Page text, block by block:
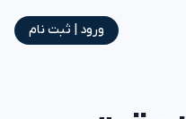
ورود | ثبت نام